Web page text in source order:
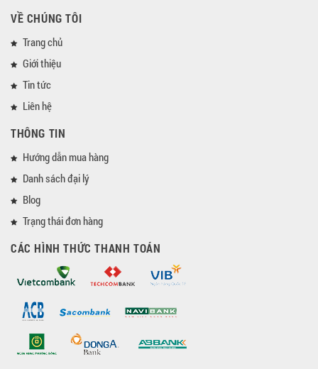
VỀ CHÚNG TÔI
Trang chủ
Giới thiệu
Tin tức
Liên hệ
THÔNG TIN
Hướng dẫn mua hàng
Danh sách đại lý
Blog
Trạng thái đơn hàng
CÁC HÌNH THỨC THANH TOÁN